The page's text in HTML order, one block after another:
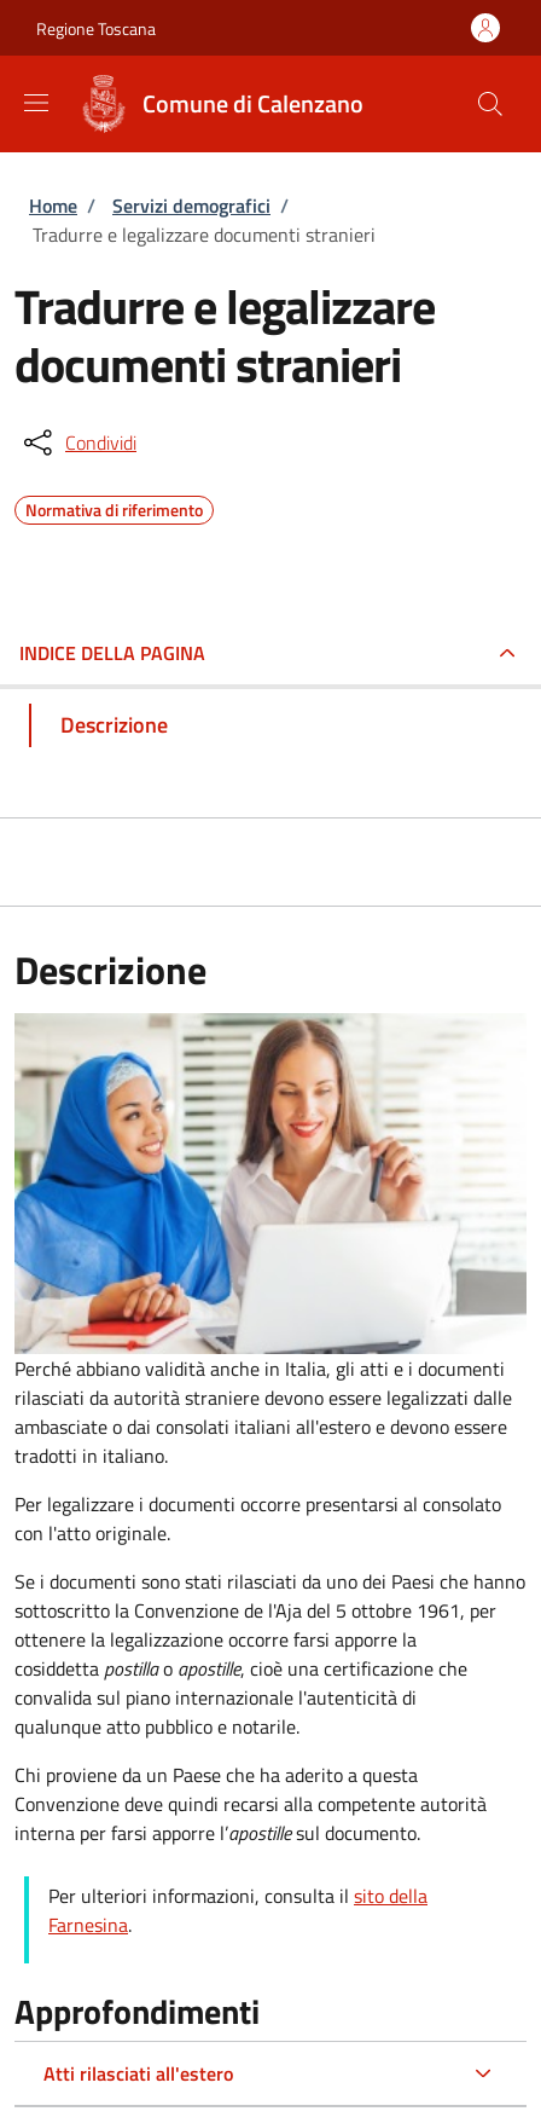
Regione Toscana
Comune di Calenzano
Briciole di pane
Home / Servizi demografici /
Tradurre e legalizzare documenti stranieri
Tradurre e legalizzare
documenti stranieri
Condividi
Normativa di riferimento
INDICE DELLA PAGINA
Descrizione
Descrizione
Perché abbiano validità anche in Italia, gli atti e i documenti
rilasciati da autorità straniere devono essere legalizzati dalle
ambasciate o dai consolati italiani all'estero e devono essere
tradotti in italiano.
Per legalizzare i documenti occorre presentarsi al consolato
con l'atto originale.
Se i documenti sono stati rilasciati da uno dei Paesi che hanno
sottoscritto la Convenzione de l'Aja del 5 ottobre 1961, per
ottenere la legalizzazione occorre farsi apporre la
cosiddetta postillao apostille, cioè una certificazione che
convalida sul piano internazionale l'autenticità di
qualunque atto pubblico e notarile.
Chi proviene da un Paese che ha aderito a questa
Convenzione deve quindi recarsi alla competente autorità
interna per farsi apporre l’apostillesul documento.
Per ulteriori informazioni, consulta il sito della
Farnesina.
Approfondimenti
Atti rilasciati all'estero